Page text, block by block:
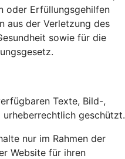
oder Erfüllungsgehilfen
aus der Verletzung des
sowie für die
Texte, Bild-,
geschützt.
nur im Rahmen der
Website für ihren